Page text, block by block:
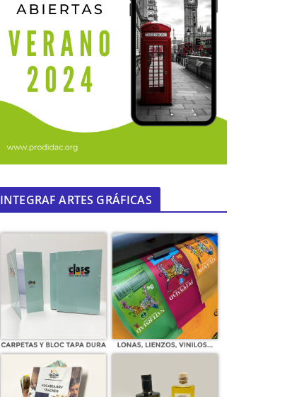
INTEGRAF ARTES GRÁFICAS